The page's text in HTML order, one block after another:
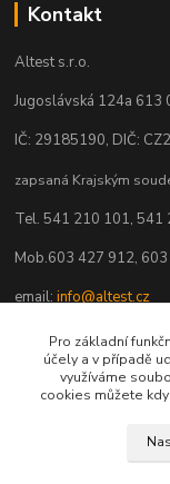
Kontakt
Altest s.r.o.
Jugoslávská 124a 613
IČ: 29185190, DIČ:
zapsaná Krajským
Tel. 541 210 101, 541
Mob.603 427 912,
email:info@altest.cz
www.altest.cz
eshop.altest.cz
Pro základní
účely a v případě
využíváme
cookies můžete